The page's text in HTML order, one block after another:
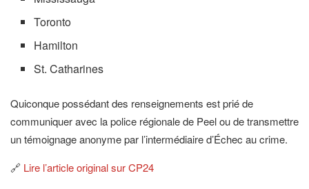
Toronto
Hamilton
St. Catharines
Quiconque possédant des renseignements est prié de
communiquer avec la police régionale de Peel ou de transmettre
un témoignage anonyme par l’intermédiaire d’Échec au crime.
🔗 Lire l’article original sur CP24